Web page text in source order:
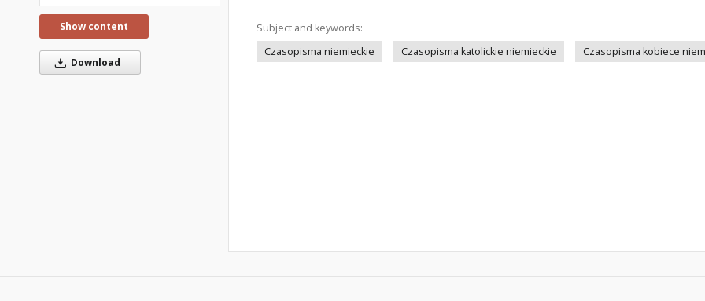
Show content
Download
Subject and keywords:
Czasopisma niemieckie
Czasopisma katolickie niemieckie Czasopisma kobiece